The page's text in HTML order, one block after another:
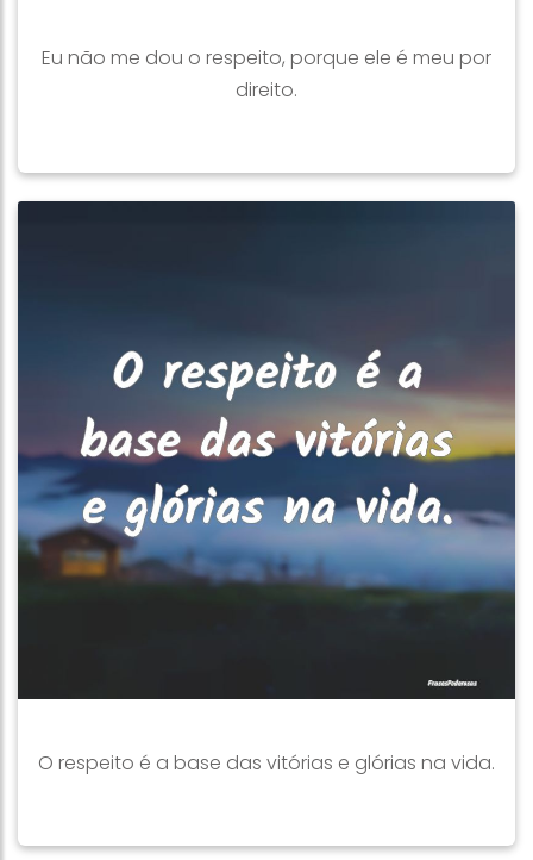
Eu não me dou o respeito, porque ele é meu por
direito.
O respeito é a base das vitórias e glórias na vida.